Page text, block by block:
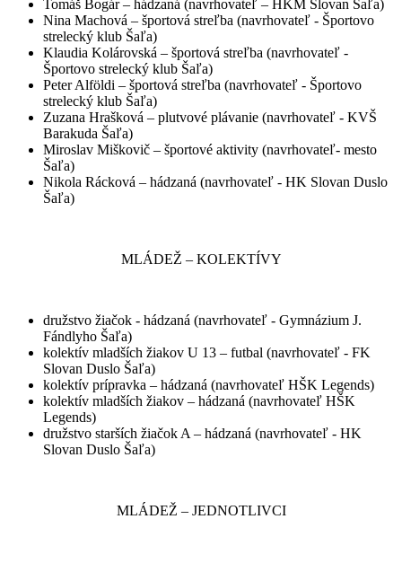
Tomáš Bogár – hádzaná (navrhovateľ – HKM Slovan Šaľa)
Nina Machová – športová streľba (navrhovateľ - Športovo
strelecký klub Šaľa)
Klaudia Kolárovská – športová streľba (navrhovateľ -
Športovo strelecký klub Šaľa)
Peter Alföldi – športová streľba (navrhovateľ - Športovo
strelecký klub Šaľa)
Zuzana Hrašková – plutvové plávanie (navrhovateľ - KVŠ
Barakuda Šaľa)
Miroslav Miškovič – športové aktivity (navrhovateľ- mesto
Šaľa)
Nikola Rácková – hádzaná (navrhovateľ - HK Slovan Duslo
Šaľa)
MLÁDEŽ – KOLEKTÍVY
družstvo žiačok - hádzaná (navrhovateľ - Gymnázium J.
Fándlyho Šaľa)
kolektív mladších žiakov U 13 – futbal (navrhovateľ - FK
Slovan Duslo Šaľa)
kolektív prípravka – hádzaná (navrhovateľ HŠK Legends)
kolektív mladších žiakov – hádzaná (navrhovateľ HŠK
Legends)
družstvo starších žiačok A – hádzaná (navrhovateľ - HK
Slovan Duslo Šaľa)
MLÁDEŽ – JEDNOTLIVCI